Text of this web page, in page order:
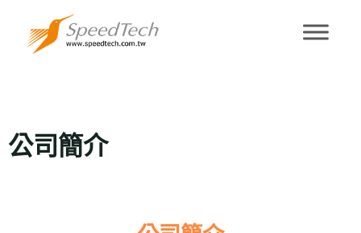
公司簡介